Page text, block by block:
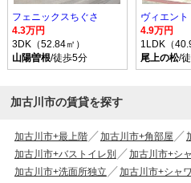
フェニックスちぐさ
4.3万円
3DK（52.84㎡）
山陽曽根/徒歩5分
ヴィエント
4.9万円
1LDK（
尾上の松/
加古川市の賃貸を探す
加古川市+最上階 加古川市+角部屋
加古川市+バストイレ別
加古川市+シ
加古川市+洗面所独立
加古川市+シャ